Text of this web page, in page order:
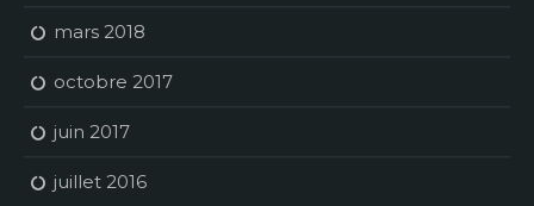
mars 2018
octobre 2017
juin 2017
juillet 2016